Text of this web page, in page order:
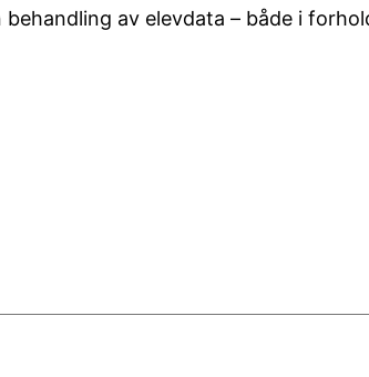
av elevdata – både i